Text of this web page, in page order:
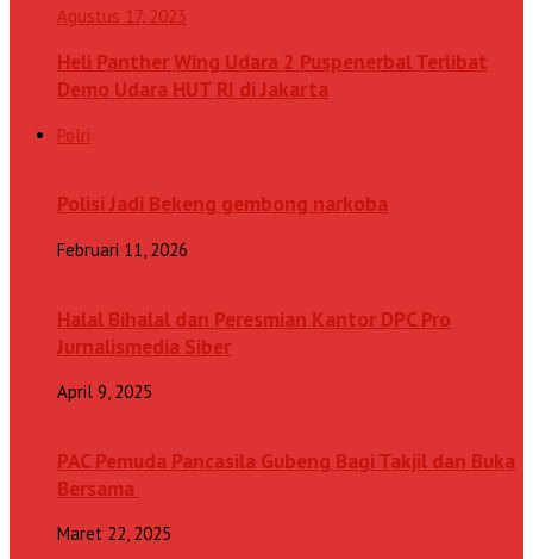
Agustus 17, 2023
Heli Panther Wing Udara 2 Puspenerbal Terlibat
Demo Udara HUT RI di Jakarta
Polri
Polisi Jadi Bekeng gembong narkoba
Februari 11, 2026
Halal Bihalal dan Peresmian Kantor DPC Pro
Jurnalismedia Siber
April 9, 2025
PAC Pemuda Pancasila Gubeng Bagi Takjil dan Buka
Bersama
Maret 22, 2025